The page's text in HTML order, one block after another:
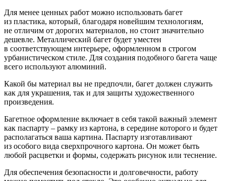
Для менее ценных работ можно использовать багет
из пластика, который, благодаря новейшим технологиям,
не отличим от дорогих материалов, но стоит значительно
дешевле. Металлический багет будет уместен
в соответствующем интерьере, оформленном в строгом
урбанистическом стиле. Для создания подобного багета чаще
всего используют алюминий.
Какой бы материал вы не предпочли, багет должен служить
как для украшения, так и для защиты художественного
произведения.
Багетное оформление включает в себя такой важный элемент
как паспарту – рамку из картона, в середине которого и будет
располагаться ваша картина. Паспарту изготавливают
из особого вида сверхпрочного картона. Он может быть
любой расцветки и формы, содержать рисунок или теснение.
Для обеспечения безопасности и долговечности, работу